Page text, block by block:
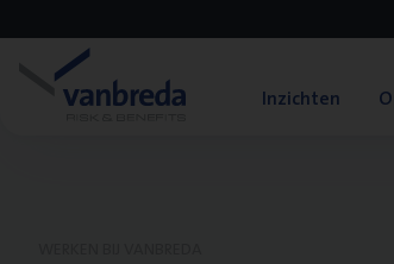
Inzichten